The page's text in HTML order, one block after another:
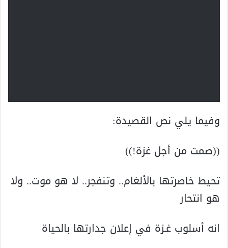
وفيما يلي نص القصيدة:
((صمت من أجل غزة!))
تحيط خاصرتها بالألغام.. وتنفجر.. لا هو موت.. ولا
هو انتحار
انه أسلوب غـزة في إعلان جدارتها بالحياة